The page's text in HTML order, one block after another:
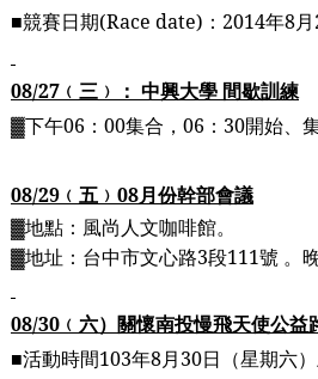
■競賽日期(Race date) ： 2014年8月
08/27 ﹙ 三 ﹚ ： 中興大學 間歇訓練
▓下午06 ： 00集合， 06 ： 30開始、
08/29 ﹙ 五 ﹚ 08月份幹部會議
▓地點：風尚人文咖啡館。
▓地址：台中市文心路3段111號 。
08/30 ﹙ 六） 關懷南投慢飛天使公益
■活動時間103年8月30日 （星期六